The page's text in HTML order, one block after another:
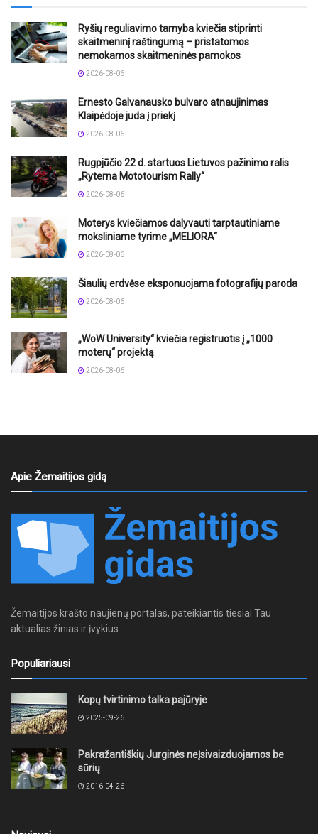
Ryšių reguliavimo tarnyba kviečia stiprinti
skaitmeninį raštingumą – pristatomos
nemokamos skaitmeninės pamokos
2026-08-06
Ernesto Galvanausko bulvaro atnaujinimas
Klaipėdoje juda į priekį
2026-08-06
Rugpjūčio 22 d. startuos Lietuvos pažinimo ralis
„Ryterna Mototourism Rally“
2026-08-06
Moterys kviečiamos dalyvauti tarptautiniame
moksliniame tyrime „MELIORA“
2026-08-06
Šiaulių erdvėse eksponuojama fotografijų paroda
2026-08-06
„WoW University“ kviečia registruotis į „1000
moterų“ projektą
2026-08-06
Apie Žemaitijos gidą
Žemaitijos krašto naujienų portalas, pateikiantis tiesiai Tau
aktualias žinias ir įvykius.
Populiariausi
Kopų tvirtinimo talka pajūryje
2025-09-26
Pakražantiškių Jurginės neįsivaizduojamos be
sūrių
2016-04-26